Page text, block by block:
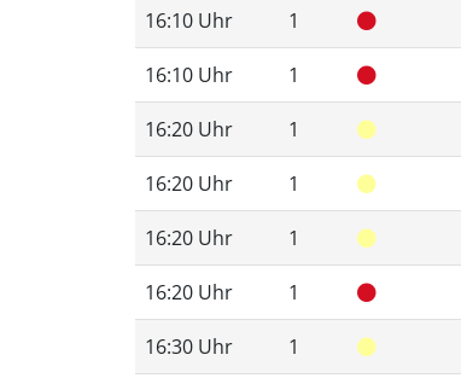
16:10 Uhr 1
16:10 Uhr 1
16:20 Uhr 1
16:20 Uhr 1
16:20 Uhr 1
16:20 Uhr 1
16:30 Uhr 1